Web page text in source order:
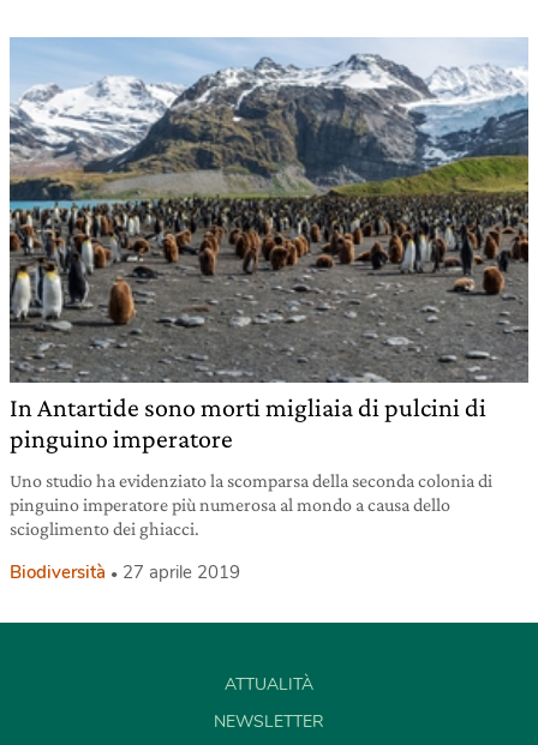
In Antartide sono morti migliaia di pulcini di
pinguino imperatore
Uno studio ha evidenziato la scomparsa della seconda colonia di
pinguino imperatore più numerosa al mondo a causa dello
scioglimento dei ghiacci.
Biodiversità 27 aprile 2019
ATTUALITÀ
NEWSLETTER